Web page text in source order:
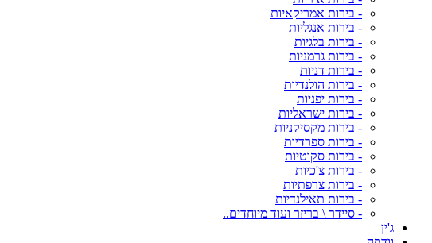
- בירות אמריקאיות
- בירות אנגליות
- בירות בלגיות
- בירות גרמניות
- בירות דניות
- בירות הולנדיות
- בירות יפניות
- בירות ישראליות
- בירות מקסיקניות
- בירות ספרדיות
- בירות סקוטיות
- בירות צ'כיות
- בירות צרפתיות
- בירות תאילנדיות
- סיידר \ בריזר ועוד מיוחדים..
ג'ין